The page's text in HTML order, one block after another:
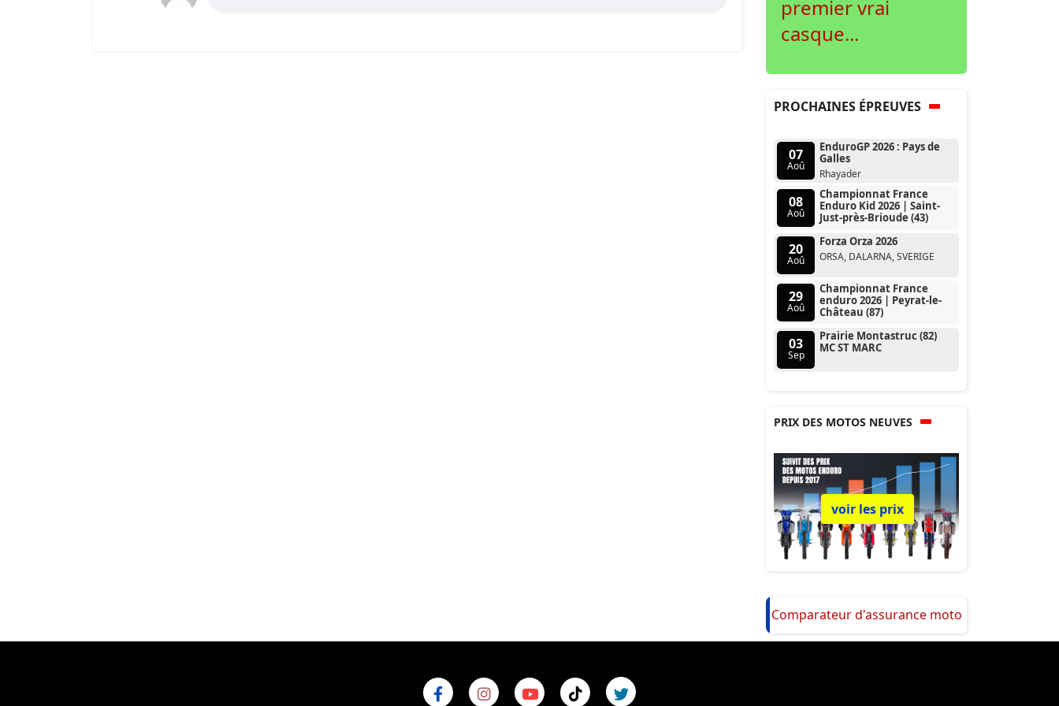
premier vrai
casque...
PROCHAINES ÉPREUVES
07
Aoû
EnduroGP 2026 : Pays de
Galles
Rhayader
08
Aoû
Championnat France
Enduro Kid 2026 | Saint-
Just-près-Brioude (43)
20
Aoû
Forza Orza 2026
ORSA, DALARNA, SVERIGE
29
Aoû
Championnat France
enduro 2026 | Peyrat-le-
Château (87)
03
Sep
Prairie Montastruc (82)
MC ST MARC
PRIX DES MOTOS NEUVES
voir les prix
Comparateur d'assurance moto